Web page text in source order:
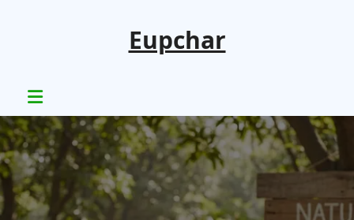
Eupchar